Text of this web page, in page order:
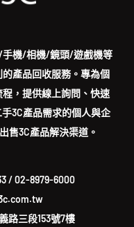
手機/相機/鏡頭/遊戲機等
產品回收服務。專為個
，提供線上詢問、快速
3C產品需求的個人與企
售3C產品解決渠道。
/02-8979-6000
路三段153號7樓